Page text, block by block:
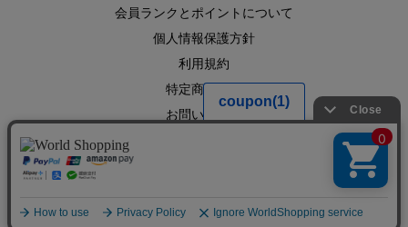
会員ランクとポイントについて
個人情報保護方針
利用規約
特定商取引法
お問い合わせ